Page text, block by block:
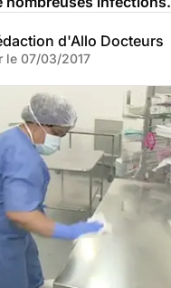
d'Allo Docteurs
le 07/03/2017